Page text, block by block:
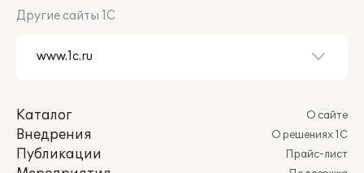
Другие сайты 1С
Каталог
Внедрения
Публикации
О сайте
О решениях 1С
Прайс-лист